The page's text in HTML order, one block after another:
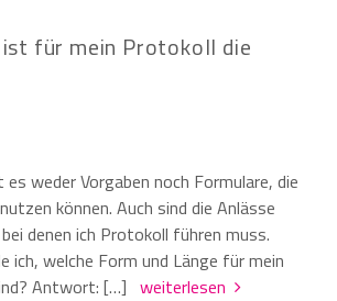
für mein Protokoll die
weder Vorgaben noch Formulare, die
können. Auch sind die Anlässe
denen ich Protokoll führen muss.
ich, welche Form und Länge für mein
Antwort: […] weiterlesen